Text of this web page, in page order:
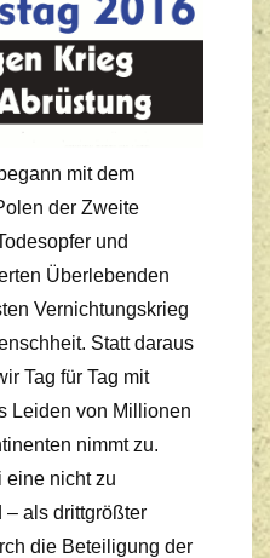
mit dem
der Zweite
und
Überlebenden
Vernichtungskrieg
Statt daraus
Tag für Tag mit
Leiden von Millionen
nimmt zu.
eine nicht zu
– als drittgrößter
die Beteiligung der